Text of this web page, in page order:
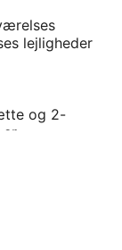
lejligheder
og 2-
er
én indekat.